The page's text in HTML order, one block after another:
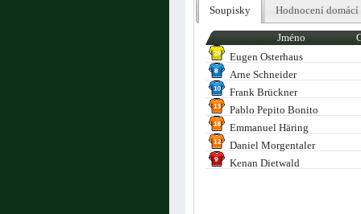
Soupisky Hodnocení domácí
Jméno
Eugen Osterhaus
Arne Schneider
Frank Brückner
Pablo Pepito Bonito
Emmanuel Häring
Daniel Morgentaler
Kenan Dietwald